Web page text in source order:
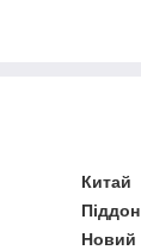
Китай
Піддон
Новий